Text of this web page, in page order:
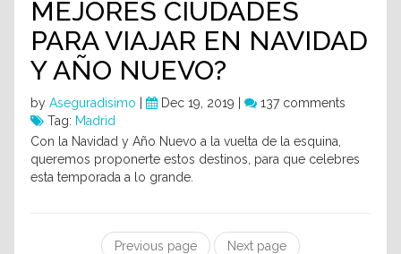
MEJORES CIUDADES
PARA VIAJAR EN NAVIDAD
Y AÑO NUEVO?
by Aseguradisimo Dec 19, 2019 |
137 comments
Tag: Madrid
Con la Navidad y Año Nuevo a la vuelta de la esquina,
queremos proponerte estos destinos, para que celebres
esta temporada a lo grande.
Previous page Next page